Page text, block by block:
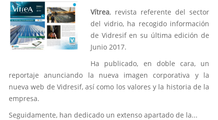
Vítrea, revista referente del sector
del vidrio, ha recogido información
de Vidresif en su última edición de
Junio 2017.
Ha publicado, en doble cara, un
reportaje anunciando la nueva imagen corporativa y la
nueva web de Vidresif, así como los valores y la historia de la
empresa.
Seguidamente, han dedicado un extenso apartado de la...